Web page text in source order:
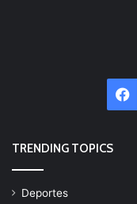
TRENDING TOPICS
Deportes